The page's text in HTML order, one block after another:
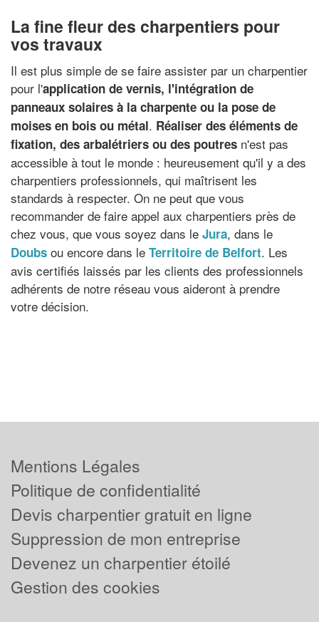
La fine fleur des charpentiers pour
vos travaux
Il est plus simple de se faire assister par un charpentier
pour l'application de vernis, l'intégration de
panneaux solaires à la charpente ou la pose de
moises en bois ou métal. Réaliser des éléments de
fixation, des arbalétriers ou des poutres n'est pas
accessible à tout le monde : heureusement qu'il y a des
charpentiers professionnels, qui maîtrisent les
standards à respecter. On ne peut que vous
recommander de faire appel aux charpentiers près de
chez vous, que vous soyez dans le Jura, dans le
Doubs ou encore dans le Territoire de Belfort. Les
avis certifiés laissés par les clients des professionnels
adhérents de notre réseau vous aideront à prendre
votre décision.
Mentions Légales
Politique de confidentialité
Devis charpentier gratuit en ligne
Suppression de mon entreprise
Devenez un charpentier étoilé
Gestion des cookies